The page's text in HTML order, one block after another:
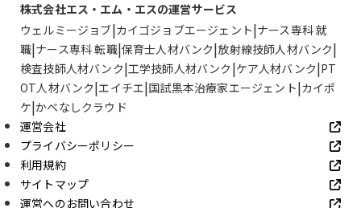
株式会社エス・エム・エスの運営サービス
ウェルミージョブ カイゴジョブエージェント ナース専科 就
職 ナース専科 転職 保育士人材バンク 放射線技師人材バンク
検査技師人材バンク 工学技師人材バンク ケア人材バンク PT
OT人材バンク エイチエ 国試黒本治療家エージェント カイポ
ケ かべなしクラウド
運営会社
プライバシーポリシー
利用規約
サイトマップ
運営へのお問い合わせ